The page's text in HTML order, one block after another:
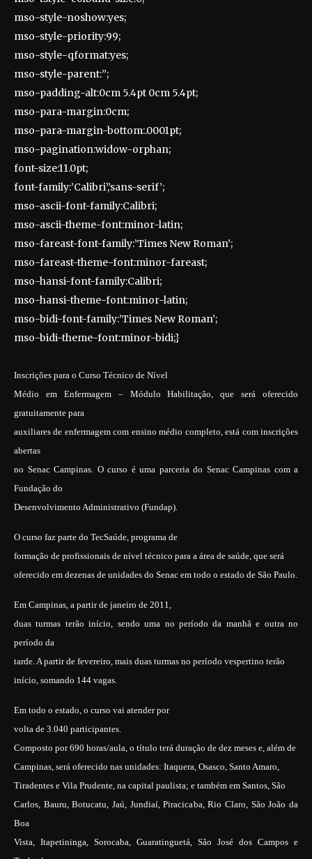
mso-style-noshow:yes;
mso-style-priority:99;
mso-style-qformat:yes;
mso-style-parent:”;
mso-padding-alt:0cm 5.4pt 0cm 5.4pt;
mso-para-margin:0cm;
mso-para-margin-bottom:.0001pt;
mso-pagination:widow-orphan;
font-size:11.0pt;
font-family:’Calibri’,’sans-serif’;
mso-ascii-font-family:Calibri;
mso-ascii-theme-font:minor-latin;
mso-fareast-font-family:’Times New Roman’;
mso-fareast-theme-font:minor-fareast;
mso-hansi-font-family:Calibri;
mso-hansi-theme-font:minor-latin;
mso-bidi-font-family:’Times New Roman’;
mso-bidi-theme-font:minor-bidi;}
Inscrições para o Curso Técnico de Nível
Médio em Enfermagem – Módulo Habilitação, que será oferecido
gratuitamente para
auxiliares de enfermagem com ensino médio completo, está com inscrições
abertas
no Senac Campinas. O curso é uma parceria do Senac Campinas com a
Fundação do
Desenvolvimento Administrativo (Fundap).
O curso faz parte do TecSaúde, programa de
formação de profissionais de nível técnico para a área de saúde, que será
oferecido em dezenas de unidades do Senac em todo o estado de São Paulo.
Em Campinas, a partir de janeiro de 2011,
duas turmas terão início, sendo uma no período da manhã e outra no
período da
tarde. A partir de fevereiro, mais duas turmas no período vespertino terão
início, somando 144 vagas.
Em todo o estado, o curso vai atender por
volta de 3.040 participantes.
Composto por 690 horas/aula, o título terá duração de dez meses e, além de
Campinas, será oferecido nas unidades: Itaquera, Osasco, Santo Amaro,
Tiradentes e Vila Prudente, na capital paulista; e também em Santos, São
Carlos, Bauru, Botucatu, Jaú, Jundiaí, Piracicaba, Rio Claro, São João da
Boa
Vista, Itapetininga, Sorocaba, Guaratinguetá, São José dos Campos e